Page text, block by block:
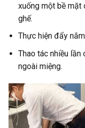
xuống một bề mặt
ghế.
Thực hiện đẩy
Thao tác nhiều
ngoài miệng.